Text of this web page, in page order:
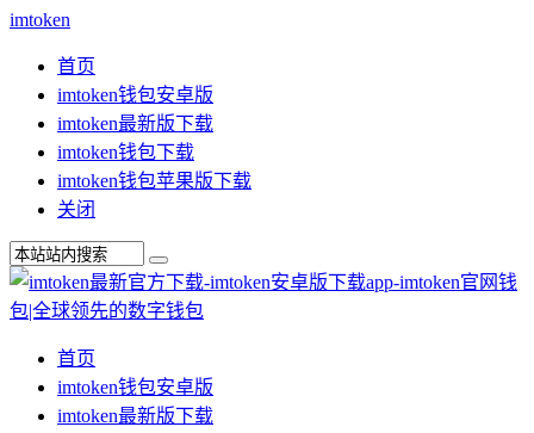
imtoken
首页
imtoken钱包安卓版
imtoken最新版下载
imtoken钱包下载
imtoken钱包苹果版下载
关闭
首页
imtoken钱包安卓版
imtoken最新版下载